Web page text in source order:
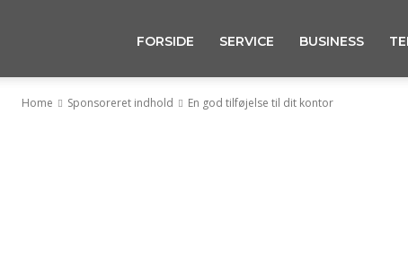
FORSIDE SERVICE BUSINESS
Home Sponsoreret indhold En god tilføjelse til dit kontor